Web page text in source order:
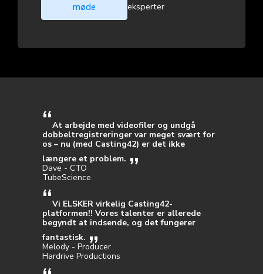
møde
eksperter
At arbejde med videofiler og undgå
dobbeltregistreringer var meget svært for
os – nu (med Casting42) er det ikke
længere et problem.
Dave - CTO
TubeScience
Vi ELSKER virkelig Casting42-
platformen!! Vores talenter er allerede
begyndt at indsende, og det fungerer
fantastisk.
Melody - Producer
Hardrive Productions